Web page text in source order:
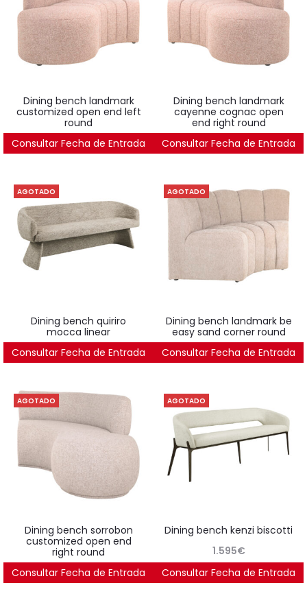
dining bench landmark
customized open end left
round
2.314€
Consultar Fecha de Entrada
dining bench landmark
cayenne cognac open
end right round
2.314€
Consultar Fecha de Entrada
AGOTADO
dining bench quiriro
mocca linear
1.546€
Consultar Fecha de Entrada
AGOTADO
dining bench landmark be
easy sand corner round
1.997€
Consultar Fecha de Entrada
AGOTADO
dining bench sorrobon
customized open end
right round
2.439€
Consultar Fecha de Entrada
AGOTADO
dining bench kenzi biscotti
1.595€
Consultar Fecha de Entrada